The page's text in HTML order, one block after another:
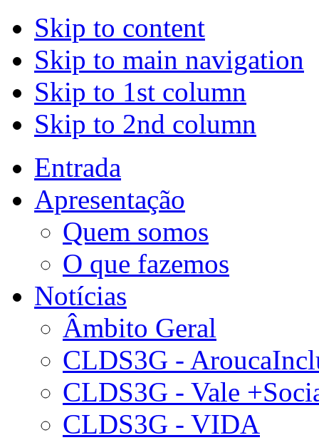
Skip to content
Skip to main navigation
Skip to 1st column
Skip to 2nd column
Entrada
Apresentação
Quem somos
O que fazemos
Notícias
Âmbito Geral
CLDS3G -
CLDS3G - Vale
CLDS3G - VIDA